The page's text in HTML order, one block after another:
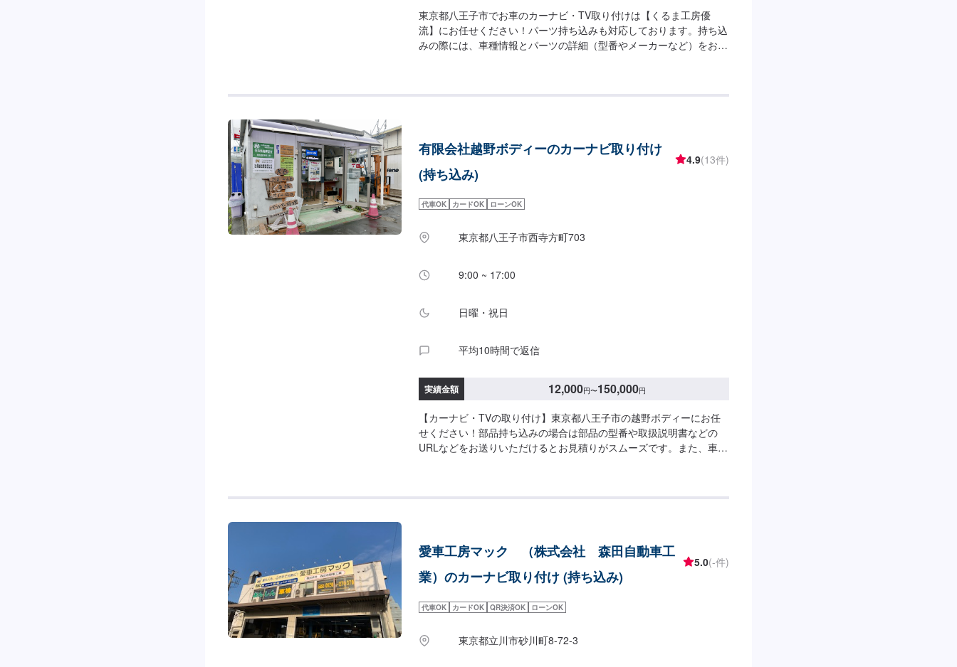
東京都八王子市でお車のカーナビ・TV取り付けは【くるま工房優
流】にお任せください！パーツ持ち込みも対応しております。持ち込
みの際には、車種情報とパーツの詳細（型番やメーカーなど）をお送
お任せいただいた大切な車は、教育体制の行き届いたスタッフと最新
の環境で、ご相談窓口から実際の作業、納車に至るまでを一人の職人
が担当しています。それはお客様との信頼を築くためでもあり、納車
いサービスをお客様に提供し「また来るよ！」と言っていただくプロ
せ【2】お見積り【3】お見積りにご納得いただければ作業開始【4】
作業中は代車をご利用ください。※代車の燃料代はお客様にご負担い
ただいております。【定休日・営業時間】定休日：日曜・祝日営業時
有限会社越野ボディーのカーナビ取り付け
(持ち込み)
4.9(13件)
代車OK カードOK ローンOK
東京都八王子市西寺方町703
9:00 ~ 17:00
日曜・祝日
平均10時間で返信
実績金額 12,000円〜150,000円
【カーナビ・TVの取り付け】東京都八王子市の越野ボディーにお任
せください！部品持ち込みの場合は部品の型番や取扱説明書などの
URLなどをお送りいただけるとお見積りがスムーズです。また、車種
自動車に関する全ての事お気軽にご相談下さい。確かな技術を持った
整備士がお客様の大切なお車のメンテナンスを行います。【納期につ
いて】通常:2~3日※車種や状態などにより前後することがあります。
手配などお客様のニーズに応えるお見積もりを実現します。※代車の
出し出来かねる場合もございます。【定休日・営業時間】定休日：日
愛車工房マック （株式会社 森田自動車工
業）のカーナビ取り付け (持ち込み)
5.0(-件)
代車OK カードOK QR決済OK ローンOK
東京都立川市砂川町8-72-3